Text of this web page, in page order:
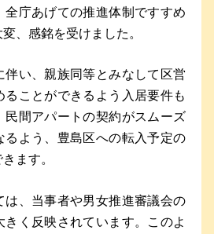
全庁あげての推進体制ですすめ
、感銘を受けました。
伴い、親族同等とみなして区営
ることができるよう入居要件も
民間アパートの契約がスムーズ
るよう、豊島区への転入予定の
ます。
は、当事者や男女推進審議会の
きく反映されています。このよ